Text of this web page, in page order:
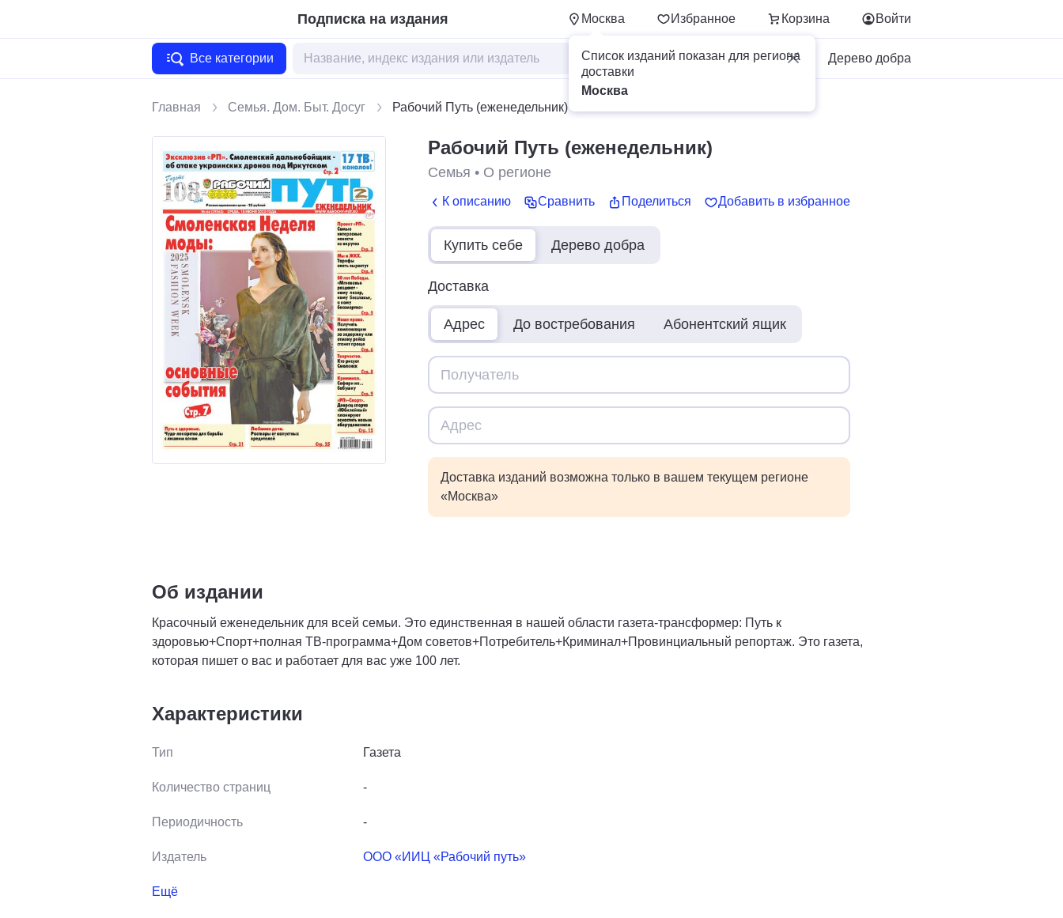
Подписка на издания Москва Избранное Корзина
Список изданий показан для региона
доставки
Москва
Войти
Все категории Для бизнеса Дерево добра
Главная Семья. Дом. Быт. Досуг Рабочий Путь (еженедельник)
Рабочий Путь (еженедельник)
Семья • О регионе
К описанию Сравнить Поделиться Добавить в избранное
Купить себе Дерево добра
Доставка
Адрес До востребования Абонентский ящик
Доставка изданий возможна только в вашем текущем регионе
«Москва»
Об издании
Красочный еженедельник для всей семьи. Это единственная в нашей области газета-трансформер: Путь к
здоровью+Спорт+полная ТВ-программа+Дом советов+Потребитель+Криминал+Провинциальный репортаж. Это газета,
которая пишет о вас и работает для вас уже 100 лет.
Характеристики
Тип Газета
Количество страниц -
Периодичность -
Издатель ООО «ИИЦ «Рабочий путь»
Ещё